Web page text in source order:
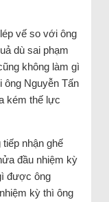
vế so với ông
dù sai phạm
không làm gì
Nguyễn Tấn
kém thế lực
nhận ghế
đầu nhiệm kỳ
được ông
kỳ thì ông